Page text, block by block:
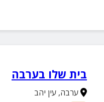
בית שלו בערבה
ערבה,עין יהב